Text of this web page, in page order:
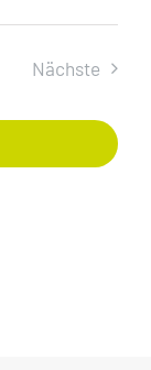
Nächste